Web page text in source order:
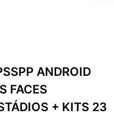
ANDROID
FACES
+ KITS 23